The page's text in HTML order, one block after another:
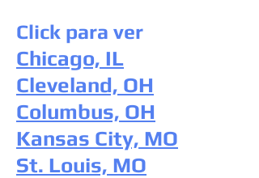
Click para ver
Chicago, IL
Cleveland, OH
Columbus, OH
Kansas City, MO
St. Louis, MO